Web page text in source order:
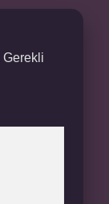
Gerekli